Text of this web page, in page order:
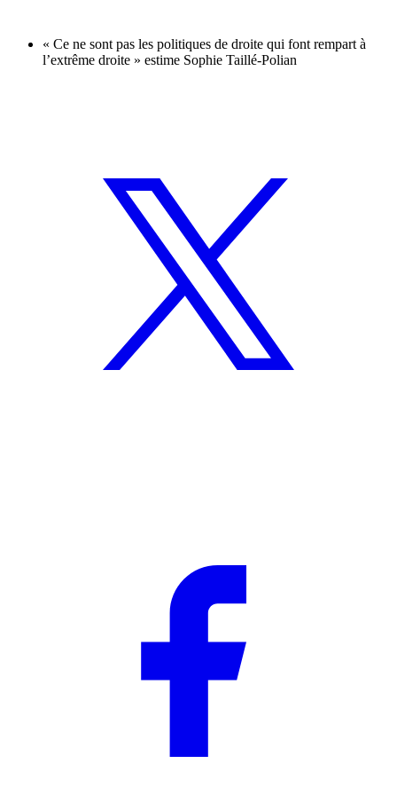
« Ce ne sont pas les politiques de droite qui font rempart à
l’extrême droite » estime Sophie Taillé-Polian